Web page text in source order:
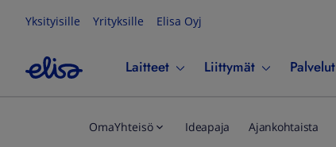
Yksityisille Yrityksille Elisa Oyj
Laitteet Liittymät Palvelut
OmaYhteisö Ideapaja Ajankohtaista